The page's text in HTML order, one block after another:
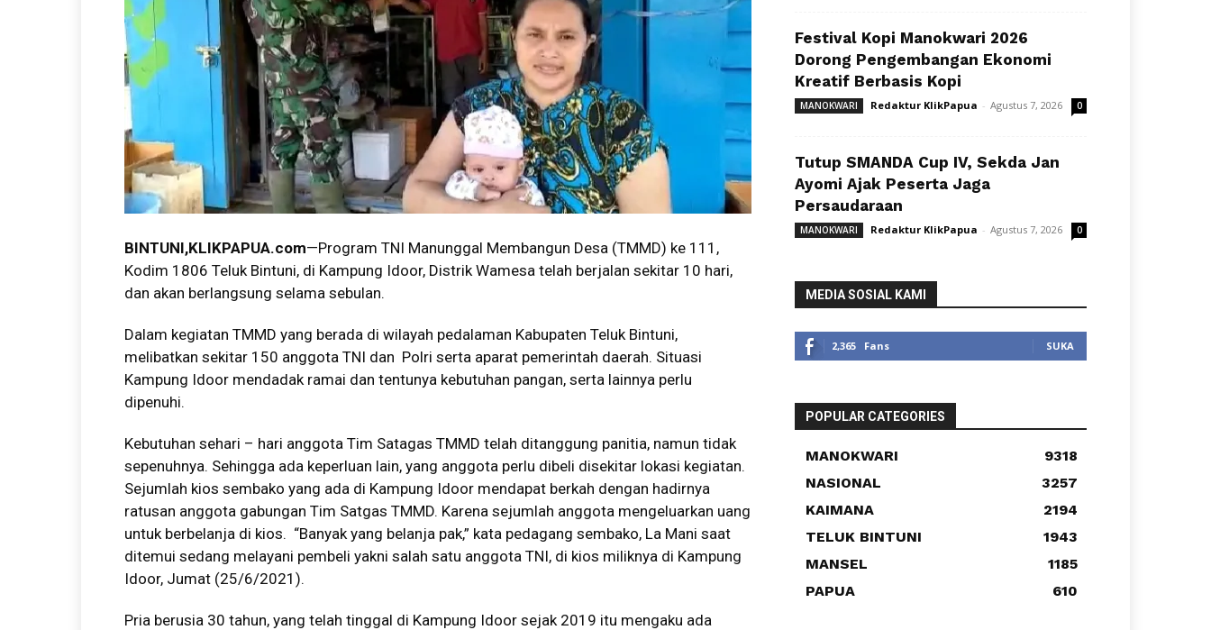
BINTUNI,KLIKPAPUA.com—Program TNI Manunggal Membangun Desa (TMMD) ke 111,
Kodim 1806 Teluk Bintuni, di Kampung Idoor, Distrik Wamesa telah berjalan sekitar 10 hari,
dan akan berlangsung selama sebulan.
Dalam kegiatan TMMD yang berada di wilayah pedalaman Kabupaten Teluk Bintuni,
melibatkan sekitar 150 anggota TNI dan Polri serta aparat pemerintah daerah. Situasi
Kampung Idoor mendadak ramai dan tentunya kebutuhan pangan, serta lainnya perlu
dipenuhi.
Kebutuhan sehari – hari anggota Tim Satagas TMMD telah ditanggung panitia, namun tidak
sepenuhnya. Sehingga ada keperluan lain, yang anggota perlu dibeli disekitar lokasi kegiatan.
Sejumlah kios sembako yang ada di Kampung Idoor mendapat berkah dengan hadirnya
ratusan anggota gabungan Tim Satgas TMMD. Karena sejumlah anggota mengeluarkan uang
untuk berbelanja di kios. “Banyak yang belanja pak,” kata pedagang sembako, La Mani saat
ditemui sedang melayani pembeli yakni salah satu anggota TNI, di kios miliknya di Kampung
Idoor, Jumat (25/6/2021).
Pria berusia 30 tahun, yang telah tinggal di Kampung Idoor sejak 2019 itu mengaku ada
Festival Kopi Manokwari 2026
Dorong Pengembangan Ekonomi
Kreatif Berbasis Kopi
MANOKWARI Redaktur KlikPapua - Agustus 7, 2026 0
Tutup SMANDA Cup IV, Sekda Jan
Ayomi Ajak Peserta Jaga
Persaudaraan
MANOKWARI Redaktur KlikPapua - Agustus 7, 2026 0
MEDIA SOSIAL KAMI
2,365 Fans SUKA
POPULAR CATEGORIES
MANOKWARI
9318
NASIONAL
3257
KAIMANA
2194
TELUK BINTUNI
1943
MANSEL
1185
PAPUA
610